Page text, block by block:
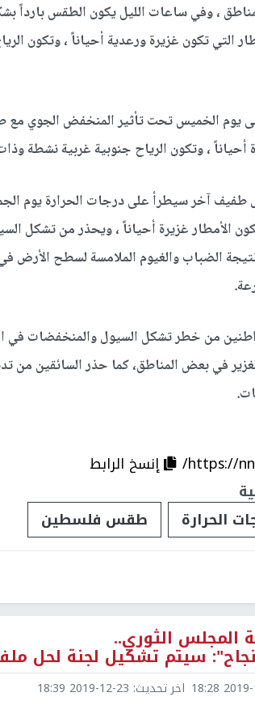
، وفي ساعات الليل يكون الطقس بارداً
التي تكون غزيرة ورعدية أحياناً ، وتكون
يوم الخميس تحت تأثير المنخفض الجوي
أحياناً ، وتكون الرياح جنوبية غربية نشطة
آخر سيطرأ على درجات الحرارة يوم
الأمطار غزيرة أحياناً ، ويحذر من تشكل
الضباب والغيوم الملامسة لسطح الأرض
من خطر تشكل السيول والمنخفضات في
في بعض المناطق، كما حذر السائقين من
https://
إنسخ الرابط
الحرارة طقس فلسطين
المجلس الثوري..
سيتم تشكيل لجنة لحل
2019- اخر تحديث: 2019-12-23 18:39